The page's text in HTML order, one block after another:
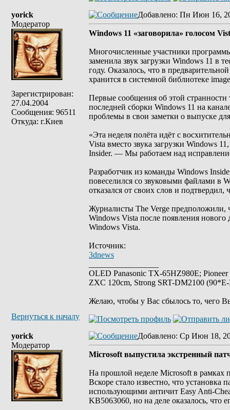
yorick
Модератор
Зарегистрирован:
27.04.2004
Сообщения: 96511
Откуда: г.Киев
Добавлено: Пн Июн 16,
Windows 11 «заговорила» голосом
Многочисленные участники
заменила звук загрузки Windows 11 в
году. Оказалось, что в
хранится в системной библиотеке
Первые сообщения об этой
последней сборки Windows 11 на
проблемы в свои заметки о выпуске
«Эта неделя полёта идёт с
Vista вместо звука загрузки Windows
Insider. — Мы работаем над
Разработчик из команды Windows
повеселился со звуковыми файлами в
отказался от своих слов и
Журналисты The Verge предположили,
Windows Vista после появления
Windows Vista.
Источник:
3dnews
OLED Panasonic TX-65HZ980E;
ZXC 120cm, Strong SRT-DM2100
Желаю, чтобы у Вас сбылось то, чего
Вернуться к началу
yorick
Модератор
Добавлено: Ср Июн 18,
Microsoft выпустила экстренный
На прошлой неделе Microsoft в рамках
Вскоре стало известно, что установка
использующими античит Easy Anti-
KB5063060, но на деле оказалось, что